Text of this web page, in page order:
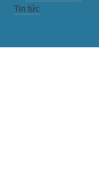
Tin tức